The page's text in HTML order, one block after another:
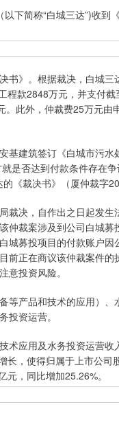
简称“白城三达”)收到
》。根据裁决，白城三
程款2848万元，并支付
此外，仲裁费25万元由
建筑签订《白城市污水
是否达到付款条件存在
《裁决书》（厦仲裁字
决，自作出之日起发生
仲裁案涉及到公司白城募
城募投项目的付款账户因
前正在商议该仲裁案件的
意投资风险。
产品和技术的应用）、
投资运营。
应用及水务投资运营收
长，使得归属于上市公司
，同比增加25.26%。